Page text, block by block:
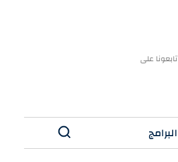
تابعونا على
البرامج